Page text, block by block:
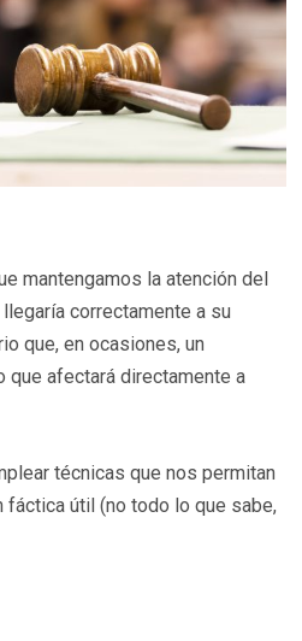
mantengamos la atención del
correctamente a su
que, en ocasiones, un
que afectará directamente a
técnicas que nos permitan
fáctica útil (no todo lo que sabe,